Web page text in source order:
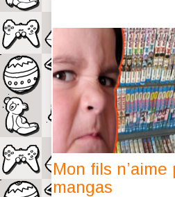
Mon fils n’aime
mangas